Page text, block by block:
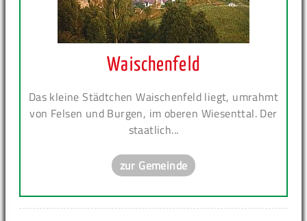
Waischenfeld
Das kleine Städtchen Waischenfeld liegt, umrahmt
von Felsen und Burgen, im oberen Wiesenttal. Der
staatlich...
zur Gemeinde